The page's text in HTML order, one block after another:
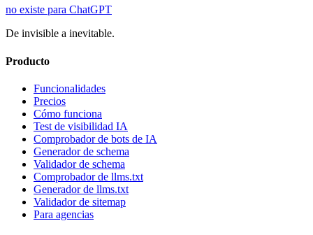
no existe para ChatGPT
De invisible a inevitable.
Producto
Funcionalidades
Precios
Cómo funciona
Test de visibilidad IA
Comprobador de bots de IA
Generador de schema
Validador de schema
Comprobador de llms.txt
Generador de llms.txt
Validador de sitemap
Para agencias